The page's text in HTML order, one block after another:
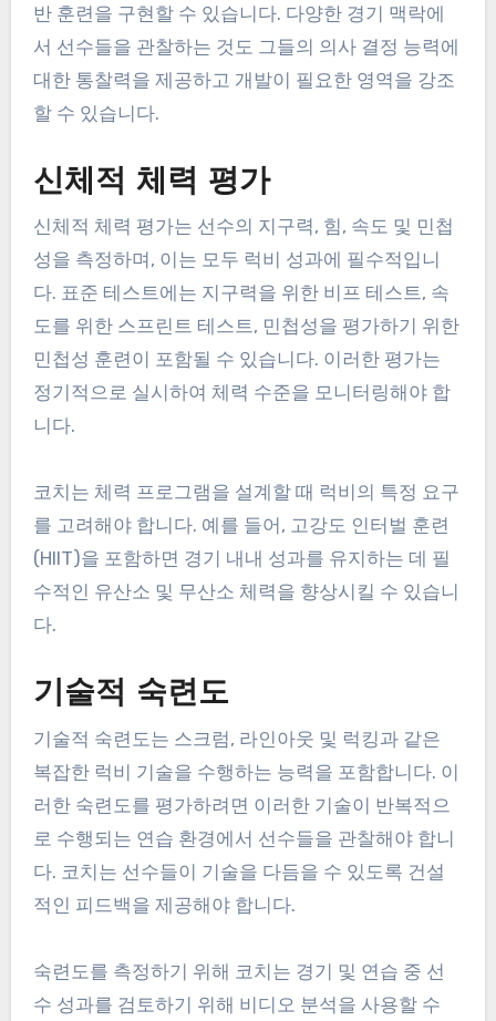
반 훈련을 구현할 수 있습니다. 다양한 경기 맥락에
서 선수들을 관찰하는 것도 그들의 의사 결정 능력에
대한 통찰력을 제공하고 개발이 필요한 영역을 강조
할 수 있습니다.
신체적 체력 평가
신체적 체력 평가는 선수의 지구력, 힘, 속도 및 민첩
성을 측정하며, 이는 모두 럭비 성과에 필수적입니
다. 표준 테스트에는 지구력을 위한 비프 테스트, 속
도를 위한 스프린트 테스트, 민첩성을 평가하기 위한
민첩성 훈련이 포함될 수 있습니다. 이러한 평가는
정기적으로 실시하여 체력 수준을 모니터링해야 합
니다.
코치는 체력 프로그램을 설계할 때 럭비의 특정 요구
를 고려해야 합니다. 예를 들어, 고강도 인터벌 훈련
(HIIT)을 포함하면 경기 내내 성과를 유지하는 데 필
수적인 유산소 및 무산소 체력을 향상시킬 수 있습니
다.
기술적 숙련도
기술적 숙련도는 스크럼, 라인아웃 및 럭킹과 같은
복잡한 럭비 기술을 수행하는 능력을 포함합니다. 이
러한 숙련도를 평가하려면 이러한 기술이 반복적으
로 수행되는 연습 환경에서 선수들을 관찰해야 합니
다. 코치는 선수들이 기술을 다듬을 수 있도록 건설
적인 피드백을 제공해야 합니다.
숙련도를 측정하기 위해 코치는 경기 및 연습 중 선
수 성과를 검토하기 위해 비디오 분석을 사용할 수